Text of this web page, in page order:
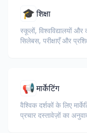
🎓शिक्षा
स्कूलों, विश्वविद्यालयों और
सिलेबस, परीक्षाएँ और
📢मार्केटिंग
वैश्विक दर्शकों के लिए
प्रचार दस्तावेज़ों का